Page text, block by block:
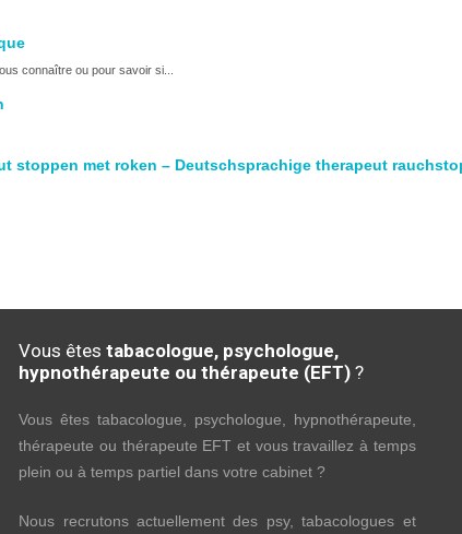
connaître ou pour savoir si...
stoppen met roken – Deutschsprachige therapeut
Vous êtestabacologue, psychologue,
hypnothérapeute ou thérapeute (EFT) ?
Vous êtes tabacologue, psychologue, hypnothérapeute,
thérapeute ou thérapeute EFT et vous travaillez à temps
plein ou à temps partiel dans votre cabinet ?
Nous recrutons actuellement des psy, tabacologues et